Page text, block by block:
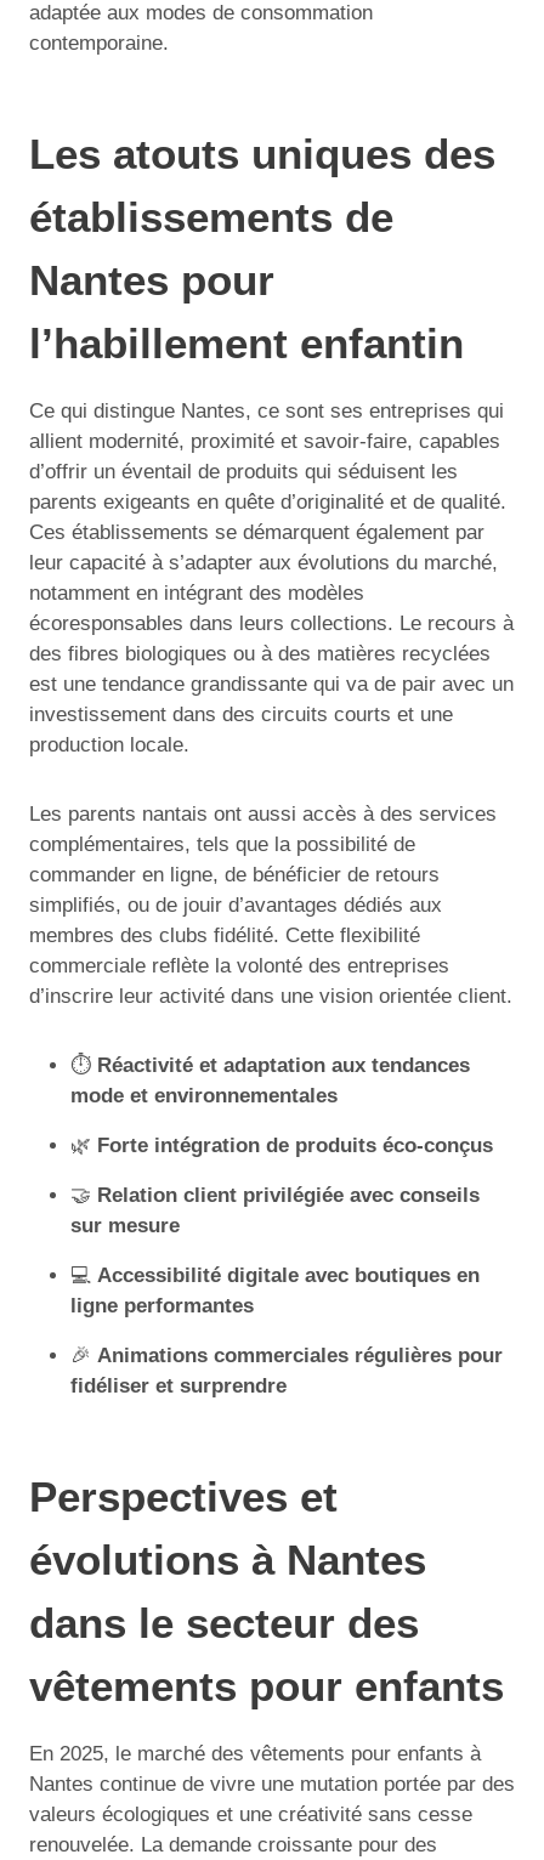
adaptée aux modes de consommation
contemporaine.
Les atouts uniques des
établissements de
Nantes pour
l’habillement enfantin
Ce qui distingue Nantes, ce sont ses entreprises qui
allient modernité, proximité et savoir-faire, capables
d’offrir un éventail de produits qui séduisent les
parents exigeants en quête d’originalité et de qualité.
Ces établissements se démarquent également par
leur capacité à s’adapter aux évolutions du marché,
notamment en intégrant des modèles
écoresponsables dans leurs collections. Le recours à
des fibres biologiques ou à des matières recyclées
est une tendance grandissante qui va de pair avec un
investissement dans des circuits courts et une
production locale.
Les parents nantais ont aussi accès à des services
complémentaires, tels que la possibilité de
commander en ligne, de bénéficier de retours
simplifiés, ou de jouir d’avantages dédiés aux
membres des clubs fidélité. Cette flexibilité
commerciale reflète la volonté des entreprises
d’inscrire leur activité dans une vision orientée client.
⏱️ Réactivité et adaptation aux tendances
mode et environnementales
🌿 Forte intégration de produits éco-conçus
🤝 Relation client privilégiée avec conseils
sur mesure
💻 Accessibilité digitale avec boutiques en
ligne performantes
🎉 Animations commerciales régulières pour
fidéliser et surprendre
Perspectives et
évolutions à Nantes
dans le secteur des
vêtements pour enfants
En 2025, le marché des vêtements pour enfants à
Nantes continue de vivre une mutation portée par des
valeurs écologiques et une créativité sans cesse
renouvelée. La demande croissante pour des